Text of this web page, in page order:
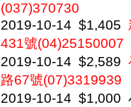
(037)370730
2019-10-14 $1,405
431號(04)25150007
2019-10-14 $2,589
路67號(07)3319939
2019-10-14 $1,000